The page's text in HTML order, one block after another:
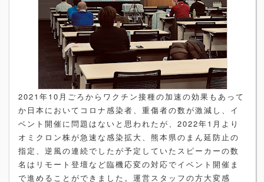
2021年10月ごろからワクチン接種の加速の効果もあって
か日本においてコロナ感染者、重傷者の数が激減し、イ
ベント開催に問題はないと思われたが、2022年1月より
オミクロン株が急速な感染拡大、熊本県のまん延防止の
指定、逆風の連続でしたが予定していたスピーカーの数
名はリモート登壇など臨機応変の対応でイベント開催ま
で進めることができました。運営スタッフの方大変感